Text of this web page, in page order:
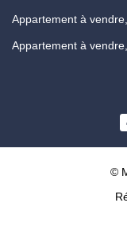
Appartement à
Appartement à
©